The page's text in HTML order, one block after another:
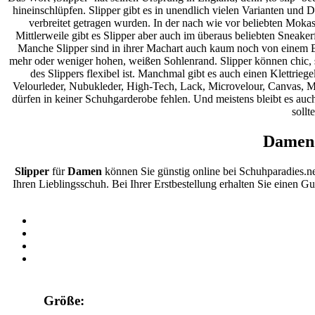
hineinschlüpfen. Slipper gibt es in unendlich vielen Varianten und
verbreitet getragen wurden. In der nach wie vor beliebten
Mittlerweile gibt es Slipper aber auch im überaus beliebten
Manche Slipper sind in ihrer Machart auch kaum noch von einem
mehr oder weniger hohen, weißen Sohlenrand. Slipper können
des Slippers flexibel ist. Manchmal gibt es auch einen
Velourleder, Nubukleder, High-Tech, Lack, Microvelour, Canvas,
dürfen in keiner Schuhgarderobe fehlen. Und meistens bleibt es
SlipperfürDamen können Sie günstig online bei
Ihren Lieblingsschuh. Bei Ihrer Erstbestellung erhalten Sie einen
Größe: